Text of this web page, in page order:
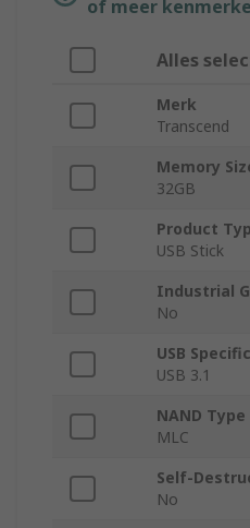
of meer
Alles
Merk
Transcend
Memory
32GB
Product
USB Stick
Industrial
No
USB
USB 3.1
NAND Type
MLC
Self-
No